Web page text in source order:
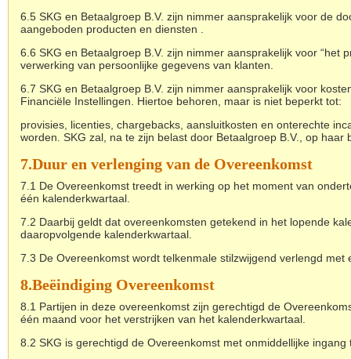
6.5 SKG en Betaalgroep B.V. zijn nimmer aansprakelijk voor de
aangeboden producten en diensten .
6.6 SKG en Betaalgroep B.V. zijn nimmer aansprakelijk voor “het
verwerking van persoonlijke gegevens van klanten.
6.7 SKG en Betaalgroep B.V. zijn nimmer aansprakelijk voor
Financiële Instellingen. Hiertoe behoren, maar is niet beperkt tot:
provisies, licenties, chargebacks, aansluitkosten en onterechte
worden. SKG zal, na te zijn belast door Betaalgroep B.V., op
7.Duur en verlenging van de Overeenkomst
7.1 De Overeenkomst treedt in werking op het moment van
één kalenderkwartaal.
7.2 Daarbij geldt dat overeenkomsten getekend in het lopende
daaropvolgende kalenderkwartaal.
7.3 De Overeenkomst wordt telkenmale stilzwijgend verlengd
8.Beëindiging Overeenkomst
8.1 Partijen in deze overeenkomst zijn gerechtigd de
één maand voor het verstrijken van het kalenderkwartaal.
8.2 SKG is gerechtigd de Overeenkomst met onmiddellijke